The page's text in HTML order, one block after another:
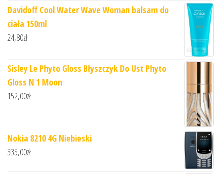
Davidoff Cool Water Wave Woman balsam do
ciała 150ml
24,80zł
Sisley Le Phyto Gloss Błyszczyk Do Ust Phyto
Gloss N 1 Moon
152,00zł
Nokia 8210 4G Niebieski
335,00zł